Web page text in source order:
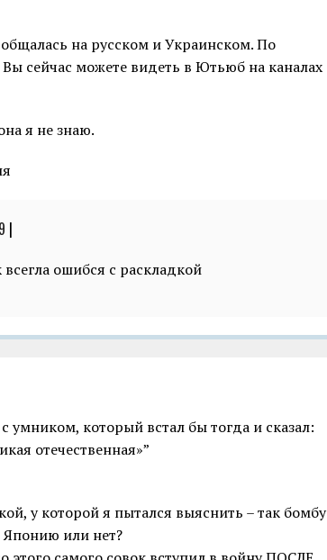
на русском и Украинском. По
сейчас можете видеть в Ютьюб на каналах
я не знаю.
|
ошибся с раскладкой
умником, который встал бы тогда и сказал:
отечественная»”
у которой я пытался выяснить – так бомбу
или нет?